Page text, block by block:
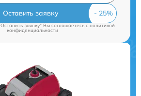
Оставить заявку
заявку" Вы соглашаетесь c политикой
конфиденциальности